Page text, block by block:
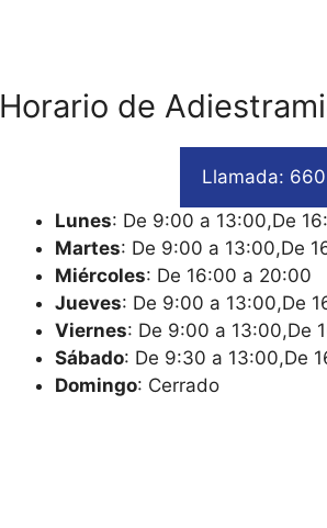
Horario de
Llamada:
Lunes: De 9:00 a 13:00,De
Martes: De 9:00 a 13:00,De
Miércoles: De 16:00 a 20:00
Jueves: De 9:00 a 13:00,De
Viernes: De 9:00 a 13:00,De
Sábado: De 9:30 a 13:00,De
Domingo: Cerrado